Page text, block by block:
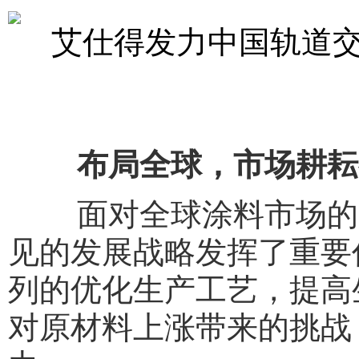
布局全球，市场耕
面对全球涂料市场的
见的发展战略发挥了重
列的优化生产工艺，提
对原材料上涨带来的挑